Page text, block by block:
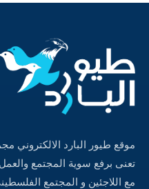
موقع طيور البارد الالكتروني
تعنى برفع سوية المجتمع
مع اللاجئين و المجتمع